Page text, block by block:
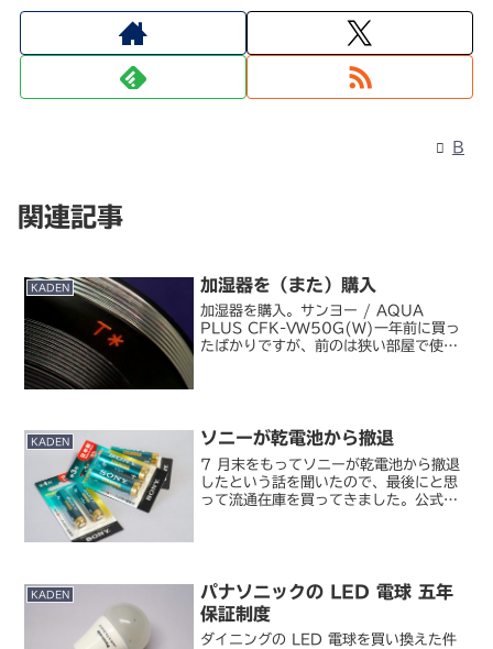
B
関連記事
KADEN 加湿器を（また）購入
加湿器を購入。サンヨー / AQUA
PLUS CFK-VW50G(W)一年前に買っ
たばかりですが、前のは狭い部屋で使っ
KADEN ソニーが乾電池から撤退
7 月末をもってソニーが乾電池から撤退
したという話を聞いたので、最後にと思
って流通在庫を買ってきました。公式サ
KADEN
パナソニックの LED 電球 五年
保証制度
ダイニングの LED 電球を買い換えた件